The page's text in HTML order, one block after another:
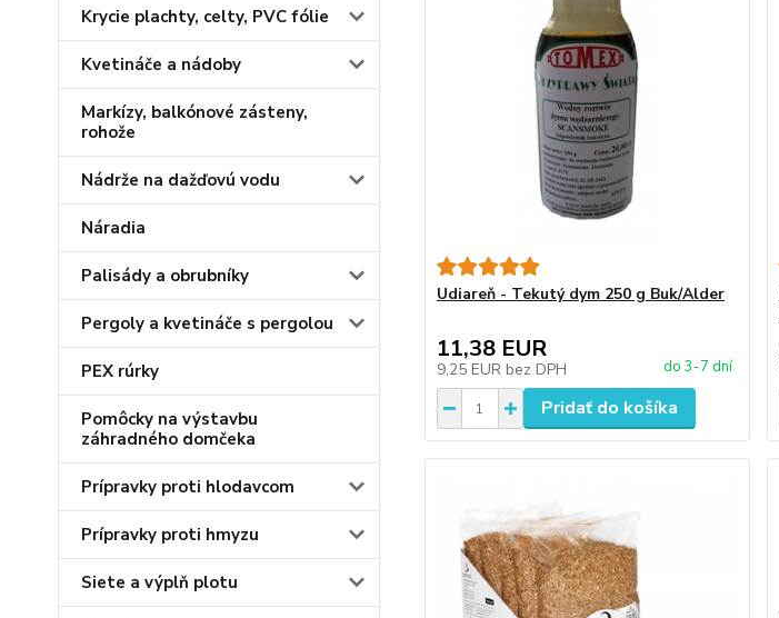
Krycie plachty, celty, PVC fólie
Kvetináče a nádoby
Markízy, balkónové zásteny,
rohože
Nádrže na dažďovú vodu
Náradia
Palisády a obrubníky
Pergoly a kvetináče s pergolou
PEX rúrky
Pomôcky na výstavbu
záhradného domčeka
Prípravky proti hlodavcom
Prípravky proti hmyzu
Siete a výplň plotu
Udiareň - Tekutý dym 250 g Buk/Alder
11,38 EUR
9,25 EUR bez DPH do 3-7 dní
Pridať do košíka